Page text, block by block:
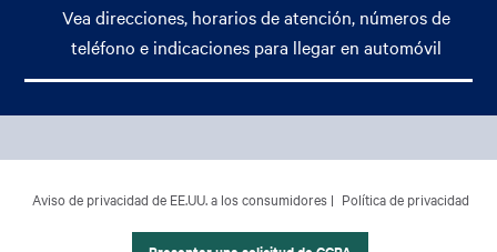
Vea direcciones, horarios de atención, números de
teléfono e indicaciones para llegar en automóvil
Banca Personal
Banca Comercial
Aviso de privacidad de EE.UU. a los consumidores Política de privacidad